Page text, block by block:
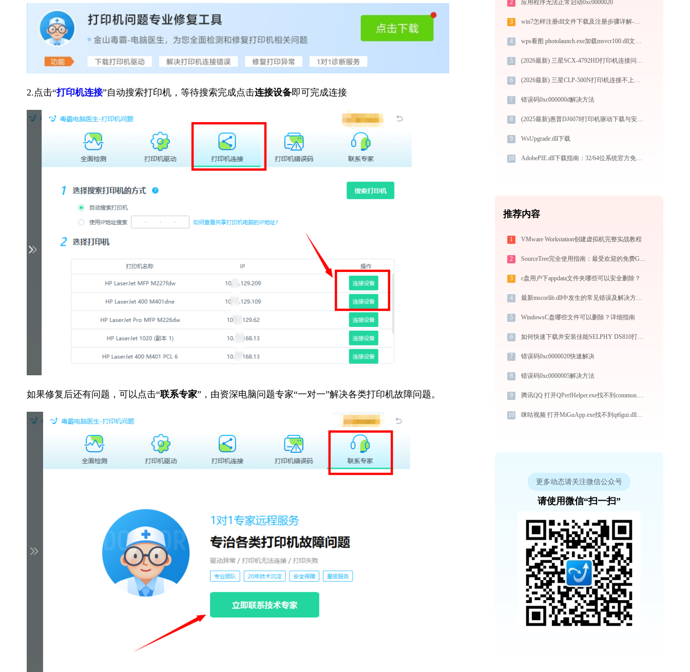
2.点击“打印机连接”自动搜索打印机，等待搜索完成点击连接设备即可完成连接
如果修复后还有问题，可以点击“联系专家”，由资深电脑问题专家“一对一”解决各类打印机故障问题。
2 应用程序无法正常启动0xc0000020
3 win7怎样注册dll文件下载及注册步骤详解-金山毒霸
4 wps看图 photolaunch.exe加载msvcr100.dll文件丢失处理办法
5 (2026最新) 三星SCX-4792HD打印机连接问题解决方法-金山毒霸
6 (2026最新) 三星CLP-500N打印机连接不上？试试这些解决方法 - 金山毒霸
7 错误码0xc000000d解决方法
8 (2025最新)惠普DJ6078打印机驱动下载与安装指南 | 官方驱动支持
9 WsUpgrade.dll下载
10 AdobePIE.dll下载指南：32/64位系统官方免费修复方案
推荐内容
1 VMware Workstation创建虚拟机完整实战教程
2 SourceTree完全使用指南：最受欢迎的免费Git GUI客户端从入门到精通（2026最新）
3 c盘用户下appdata文件夹哪些可以安全删除？
4 最新mscorlib.dll中发生的常见错误及解决方法-金山毒霸
5 WindowsC盘哪些文件可以删除？详细指南
6 如何快速下载并安装佳能SELPHY DS810打印机驱动：详细步骤解析
7 错误码0xc0000020快速解决
8 错误码0xc0000005解决方法
9 腾讯QQ 打开QPerfHelper.exe找不到common.dll怎么办
10 咪咕视频 打开MiGuApp.exe找不到qt6gui.dll怎么办
更多动态请关注微信公众号
请使用微信“扫一扫”